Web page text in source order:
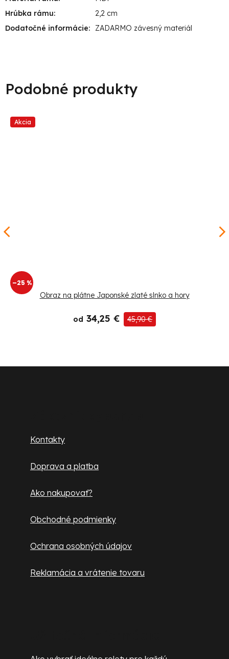
Hrúbka rámu:
2,2 cm
Dodatočné informácie: ZADARMO závesný materiál
Akcia
–25 %
Obraz na plátne Japonské zlaté slnko a hory
od 34,25 € 45,90 €
Kontakty
Doprava a platba
Ako nakupovať?
Obchodné podmienky
Ochrana osobných údajov
Reklamácia a vrátenie tovaru